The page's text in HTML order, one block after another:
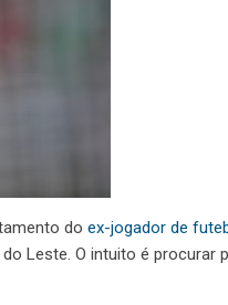
do ex-jogador de
Leste. O intuito é procurar